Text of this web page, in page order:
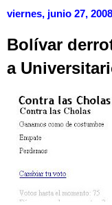
viernes, junio 27, 2008
Bolívar
a